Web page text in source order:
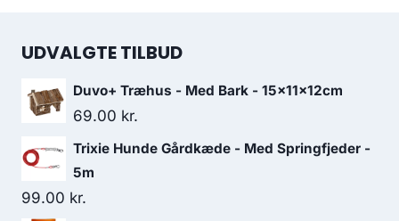
UDVALGTE TILBUD
Duvo+ Træhus - Med Bark - 15x11x12cm
69.00 kr.
Trixie Hunde Gårdkæde - Med Springfjeder -
5m
99.00 kr.